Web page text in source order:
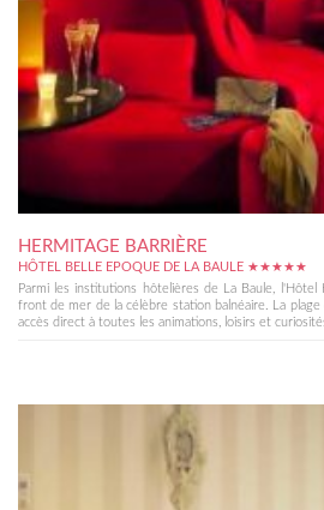
HERMITAGE BARRIÈRE
HÔTEL BELLE EPOQUE DE LA BAULE ★★★★★
Parmi les institutions hôtelières de La Baule,
front de mer de la célèbre station balnéaire. La
accès direct à toutes les animations, loisirs et